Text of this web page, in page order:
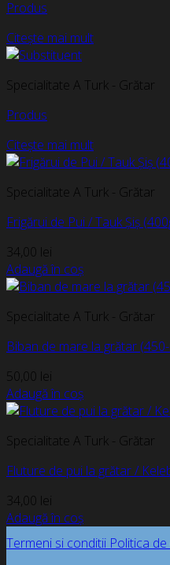
Produs
Citește mai mult
Specialitate A Turk - Grătar
Produs
Citește mai mult
Specialitate A Turk - Grătar
Frigărui de Pui / Tauk Șiș
34,00 lei
Adaugă în coș
Specialitate A Turk - Grătar
Biban de mare la grătar
50,00 lei
Adaugă în coș
Specialitate A Turk - Grătar
Fluture de pui la grătar /
34,00 lei
Adaugă în coș
Termeni si conditii Politica